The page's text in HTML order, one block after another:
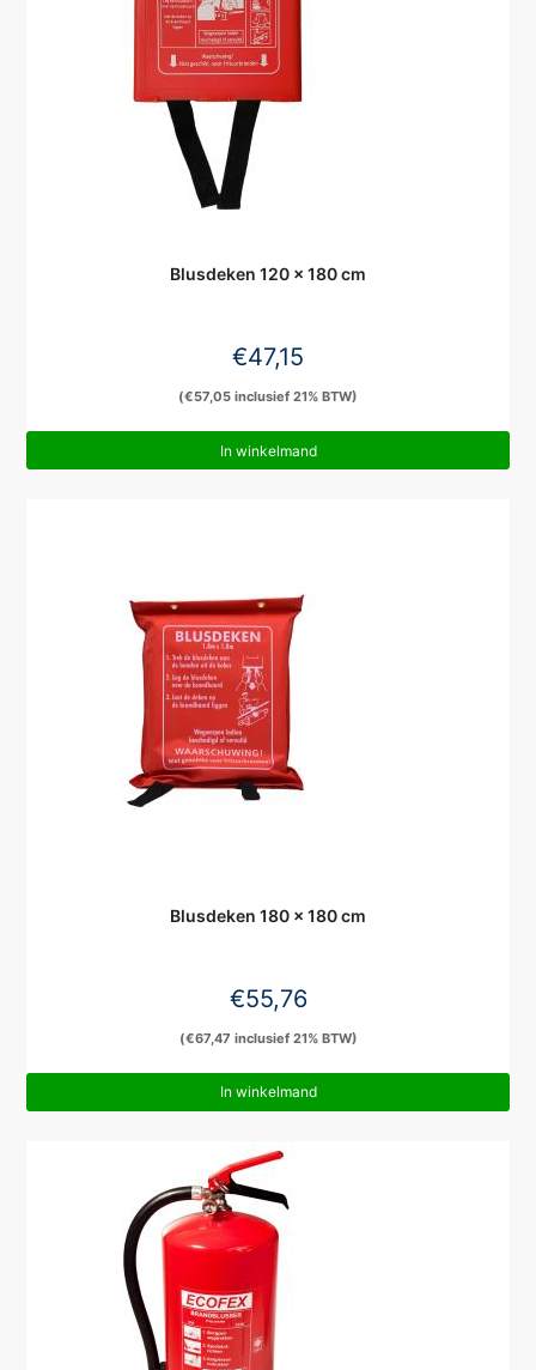
Blusdeken 120 x 180 cm
€47,15
(€57,05 inclusief 21% BTW)
In winkelmand
Blusdeken 180 x 180 cm
€55,76
(€67,47 inclusief 21% BTW)
In winkelmand